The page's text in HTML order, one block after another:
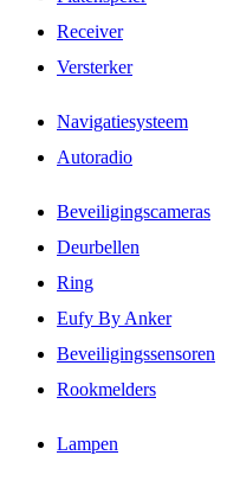
Receiver
Versterker
Navigatiesysteem
Autoradio
Beveiligingscameras
Deurbellen
Ring
Eufy By Anker
Beveiligingssensoren
Rookmelders
Lampen